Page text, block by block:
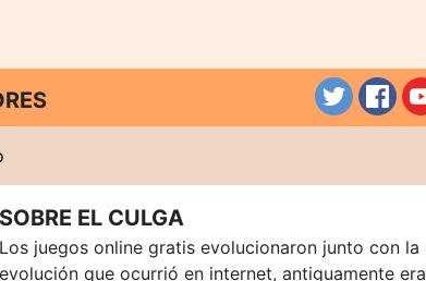
SOBRE EL CULGA
Los juegos online gratis evolucionaron junto con la
evolución que ocurrió en internet, antiguamente era